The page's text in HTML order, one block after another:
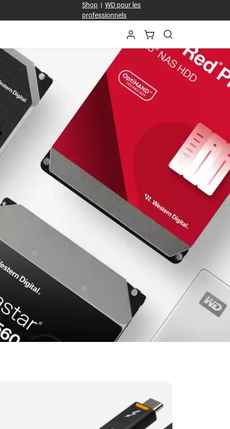
Shop |WD pour les
professionnels